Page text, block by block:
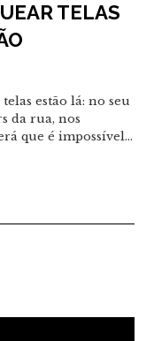
TELAS
estão lá: no seu
da rua, nos
que é impossível…